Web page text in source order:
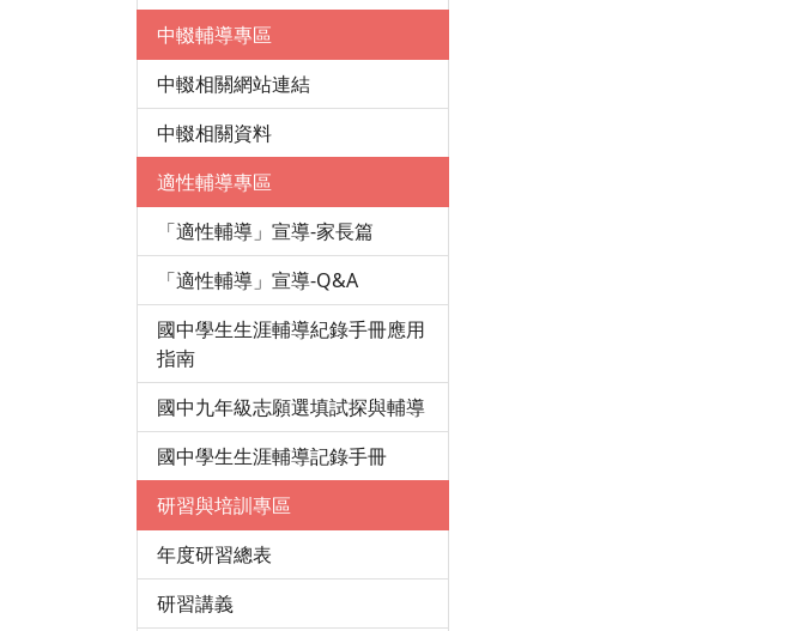
中輟輔導專區
中輟相關網站連結
中輟相關資料
適性輔導專區
「適性輔導」宣導-家長篇
「適性輔導」宣導-Q&A
國中學生生涯輔導紀錄手冊應用
指南
國中九年級志願選填試探與輔導
國中學生生涯輔導記錄手冊
研習與培訓專區
年度研習總表
研習講義